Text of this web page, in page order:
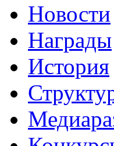
Новости
Награды
История